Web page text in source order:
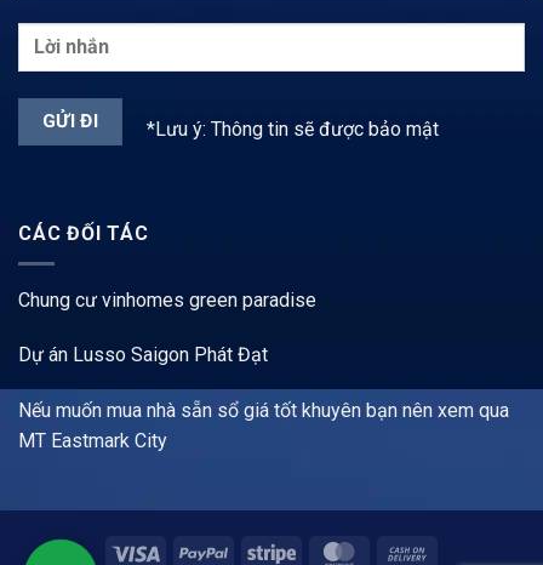
*Lưu ý: Thông tin sẽ được bảo mật
CÁC ĐỐI TÁC
Chung cư vinhomes green paradise
Dự án Lusso Saigon Phát Đạt
Nếu muốn mua nhà sẵn sổ giá tốt khuyên bạn nên xem qua
MT Eastmark City